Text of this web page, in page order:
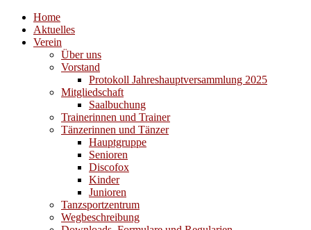
Home
Aktuelles
Verein
Über uns
Vorstand
Protokoll Jahreshauptversammlung 2025
Mitgliedschaft
Saalbuchung
Trainerinnen und Trainer
Tänzerinnen und Tänzer
Hauptgruppe
Senioren
Discofox
Kinder
Junioren
Tanzsportzentrum
Wegbeschreibung